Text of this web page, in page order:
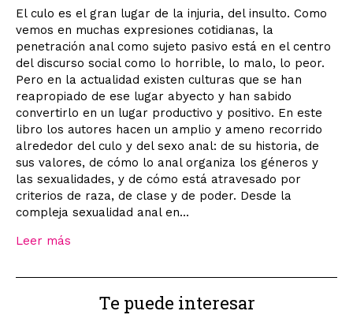
El culo es el gran lugar de la injuria, del insulto. Como
vemos en muchas expresiones cotidianas, la
penetración anal como sujeto pasivo está en el centro
del discurso social como lo horrible, lo malo, lo peor.
Pero en la actualidad existen culturas que se han
reapropiado de ese lugar abyecto y han sabido
convertirlo en un lugar productivo y positivo. En este
libro los autores hacen un amplio y ameno recorrido
alrededor del culo y del sexo anal: de su historia, de
sus valores, de cómo lo anal organiza los géneros y
las sexualidades, y de cómo está atravesado por
criterios de raza, de clase y de poder. Desde la
compleja sexualidad anal en...
Leer más
Te puede interesar